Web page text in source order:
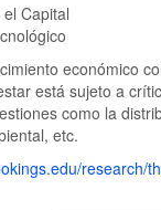
Capital
económico
está sujeto a
como la
etc.
research/